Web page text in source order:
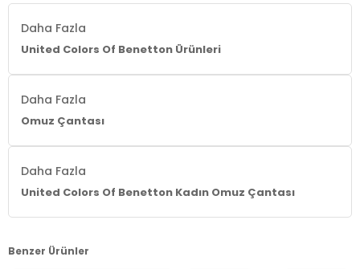
Daha Fazla
United Colors Of Benetton Ürünleri
Daha Fazla
Omuz Çantası
Daha Fazla
United Colors Of Benetton Kadın Omuz Çantası
Benzer Ürünler